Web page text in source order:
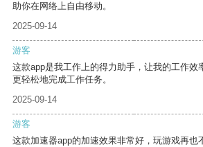
助你在网络上自由移动。
2025-09-14
游客
这款app是我工作上的得力助手，让我的工作效
更轻松地完成工作任务。
2025-09-14
游客
这款加速器app的加速效果非常好，玩游戏再也